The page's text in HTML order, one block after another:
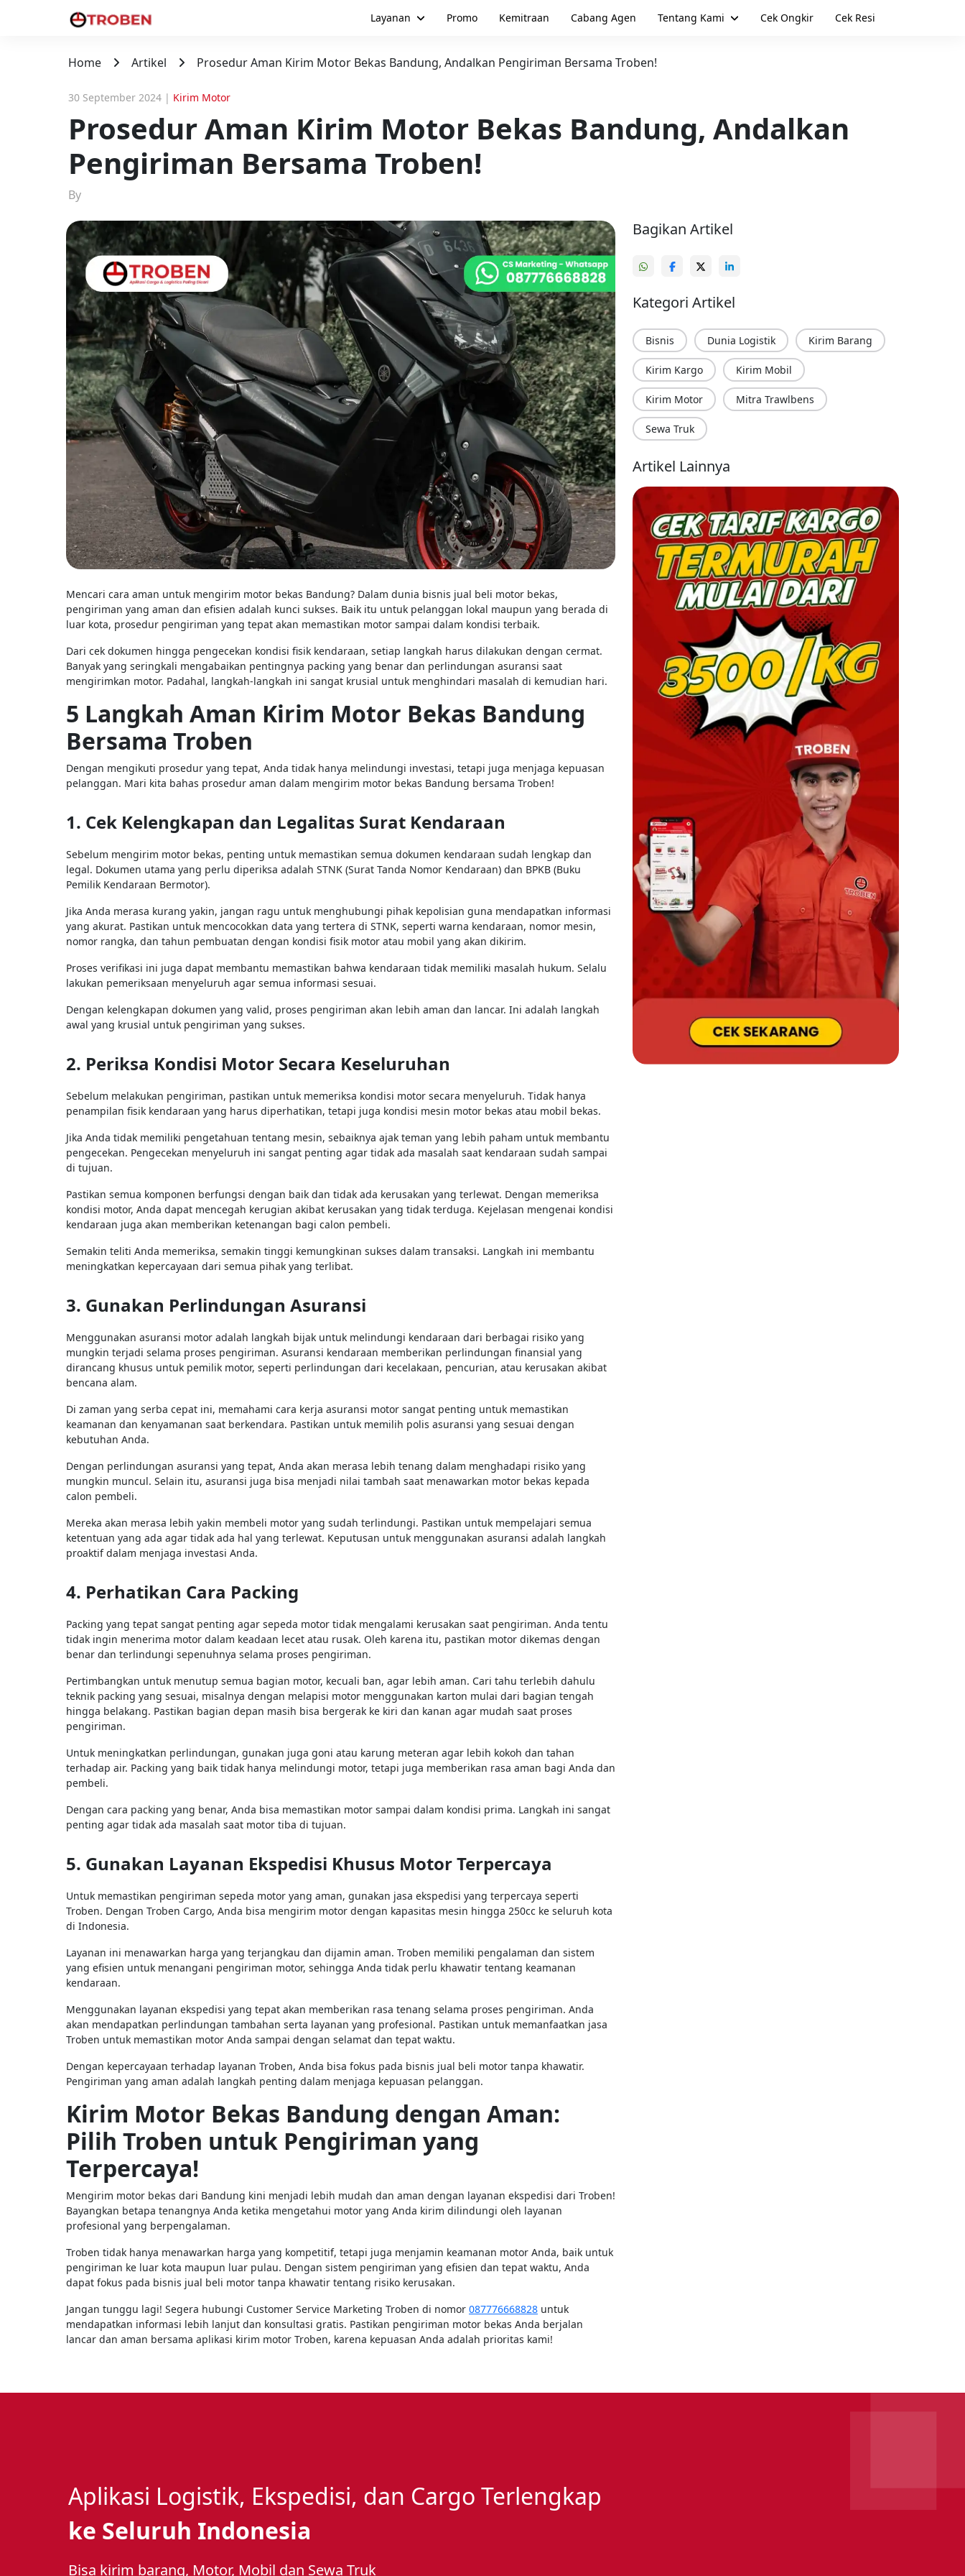
Layanan Promo Kemitraan Cabang Agen Tentang Kami Cek Ongkir Cek Resi
Home Artikel Prosedur Aman Kirim Motor Bekas Bandung, Andalkan Pengiriman Bersama Troben!
30 September 2024 | Kirim Motor
Prosedur Aman Kirim Motor Bekas Bandung, Andalkan
Pengiriman Bersama Troben!
By
Mencari cara aman untuk mengirim motor bekas Bandung? Dalam dunia bisnis jual beli motor bekas,
pengiriman yang aman dan efisien adalah kunci sukses. Baik itu untuk pelanggan lokal maupun yang berada di
luar kota, prosedur pengiriman yang tepat akan memastikan motor sampai dalam kondisi terbaik.
Dari cek dokumen hingga pengecekan kondisi fisik kendaraan, setiap langkah harus dilakukan dengan cermat.
Banyak yang seringkali mengabaikan pentingnya packing yang benar dan perlindungan asuransi saat
mengirimkan motor. Padahal, langkah-langkah ini sangat krusial untuk menghindari masalah di kemudian hari.
5 Langkah Aman Kirim Motor Bekas Bandung
Bersama Troben
Dengan mengikuti prosedur yang tepat, Anda tidak hanya melindungi investasi, tetapi juga menjaga kepuasan
pelanggan. Mari kita bahas prosedur aman dalam mengirim motor bekas Bandung bersama Troben!
1. Cek Kelengkapan dan Legalitas Surat Kendaraan
Sebelum mengirim motor bekas, penting untuk memastikan semua dokumen kendaraan sudah lengkap dan
legal. Dokumen utama yang perlu diperiksa adalah STNK (Surat Tanda Nomor Kendaraan) dan BPKB (Buku
Pemilik Kendaraan Bermotor).
Jika Anda merasa kurang yakin, jangan ragu untuk menghubungi pihak kepolisian guna mendapatkan informasi
yang akurat. Pastikan untuk mencocokkan data yang tertera di STNK, seperti warna kendaraan, nomor mesin,
nomor rangka, dan tahun pembuatan dengan kondisi fisik motor atau mobil yang akan dikirim.
Proses verifikasi ini juga dapat membantu memastikan bahwa kendaraan tidak memiliki masalah hukum. Selalu
lakukan pemeriksaan menyeluruh agar semua informasi sesuai.
Dengan kelengkapan dokumen yang valid, proses pengiriman akan lebih aman dan lancar. Ini adalah langkah
awal yang krusial untuk pengiriman yang sukses.
2. Periksa Kondisi Motor Secara Keseluruhan
Sebelum melakukan pengiriman, pastikan untuk memeriksa kondisi motor secara menyeluruh. Tidak hanya
penampilan fisik kendaraan yang harus diperhatikan, tetapi juga kondisi mesin motor bekas atau mobil bekas.
Jika Anda tidak memiliki pengetahuan tentang mesin, sebaiknya ajak teman yang lebih paham untuk membantu
pengecekan. Pengecekan menyeluruh ini sangat penting agar tidak ada masalah saat kendaraan sudah sampai
di tujuan.
Pastikan semua komponen berfungsi dengan baik dan tidak ada kerusakan yang terlewat. Dengan memeriksa
kondisi motor, Anda dapat mencegah kerugian akibat kerusakan yang tidak terduga. Kejelasan mengenai kondisi
kendaraan juga akan memberikan ketenangan bagi calon pembeli.
Semakin teliti Anda memeriksa, semakin tinggi kemungkinan sukses dalam transaksi. Langkah ini membantu
meningkatkan kepercayaan dari semua pihak yang terlibat.
3. Gunakan Perlindungan Asuransi
Menggunakan asuransi motor adalah langkah bijak untuk melindungi kendaraan dari berbagai risiko yang
mungkin terjadi selama proses pengiriman. Asuransi kendaraan memberikan perlindungan finansial yang
dirancang khusus untuk pemilik motor, seperti perlindungan dari kecelakaan, pencurian, atau kerusakan akibat
bencana alam.
Di zaman yang serba cepat ini, memahami cara kerja asuransi motor sangat penting untuk memastikan
keamanan dan kenyamanan saat berkendara. Pastikan untuk memilih polis asuransi yang sesuai dengan
kebutuhan Anda.
Dengan perlindungan asuransi yang tepat, Anda akan merasa lebih tenang dalam menghadapi risiko yang
mungkin muncul. Selain itu, asuransi juga bisa menjadi nilai tambah saat menawarkan motor bekas kepada
calon pembeli.
Mereka akan merasa lebih yakin membeli motor yang sudah terlindungi. Pastikan untuk mempelajari semua
ketentuan yang ada agar tidak ada hal yang terlewat. Keputusan untuk menggunakan asuransi adalah langkah
proaktif dalam menjaga investasi Anda.
4. Perhatikan Cara Packing
Packing yang tepat sangat penting agar sepeda motor tidak mengalami kerusakan saat pengiriman. Anda tentu
tidak ingin menerima motor dalam keadaan lecet atau rusak. Oleh karena itu, pastikan motor dikemas dengan
benar dan terlindungi sepenuhnya selama proses pengiriman.
Pertimbangkan untuk menutup semua bagian motor, kecuali ban, agar lebih aman. Cari tahu terlebih dahulu
teknik packing yang sesuai, misalnya dengan melapisi motor menggunakan karton mulai dari bagian tengah
hingga belakang. Pastikan bagian depan masih bisa bergerak ke kiri dan kanan agar mudah saat proses
pengiriman.
Untuk meningkatkan perlindungan, gunakan juga goni atau karung meteran agar lebih kokoh dan tahan
terhadap air. Packing yang baik tidak hanya melindungi motor, tetapi juga memberikan rasa aman bagi Anda dan
pembeli.
Dengan cara packing yang benar, Anda bisa memastikan motor sampai dalam kondisi prima. Langkah ini sangat
penting agar tidak ada masalah saat motor tiba di tujuan.
5. Gunakan Layanan Ekspedisi Khusus Motor Terpercaya
Untuk memastikan pengiriman sepeda motor yang aman, gunakan jasa ekspedisi yang terpercaya seperti
Troben. Dengan Troben Cargo, Anda bisa mengirim motor dengan kapasitas mesin hingga 250cc ke seluruh kota
di Indonesia.
Layanan ini menawarkan harga yang terjangkau dan dijamin aman. Troben memiliki pengalaman dan sistem
yang efisien untuk menangani pengiriman motor, sehingga Anda tidak perlu khawatir tentang keamanan
kendaraan.
Menggunakan layanan ekspedisi yang tepat akan memberikan rasa tenang selama proses pengiriman. Anda
akan mendapatkan perlindungan tambahan serta layanan yang profesional. Pastikan untuk memanfaatkan jasa
Troben untuk memastikan motor Anda sampai dengan selamat dan tepat waktu.
Dengan kepercayaan terhadap layanan Troben, Anda bisa fokus pada bisnis jual beli motor tanpa khawatir.
Pengiriman yang aman adalah langkah penting dalam menjaga kepuasan pelanggan.
Kirim Motor Bekas Bandung dengan Aman:
Pilih Troben untuk Pengiriman yang
Terpercaya!
Mengirim motor bekas dari Bandung kini menjadi lebih mudah dan aman dengan layanan ekspedisi dari Troben!
Bayangkan betapa tenangnya Anda ketika mengetahui motor yang Anda kirim dilindungi oleh layanan
profesional yang berpengalaman.
Troben tidak hanya menawarkan harga yang kompetitif, tetapi juga menjamin keamanan motor Anda, baik untuk
pengiriman ke luar kota maupun luar pulau. Dengan sistem pengiriman yang efisien dan tepat waktu, Anda
dapat fokus pada bisnis jual beli motor tanpa khawatir tentang risiko kerusakan.
Jangan tunggu lagi! Segera hubungi Customer Service Marketing Troben di nomor 087776668828 untuk
mendapatkan informasi lebih lanjut dan konsultasi gratis. Pastikan pengiriman motor bekas Anda berjalan
lancar dan aman bersama aplikasi kirim motor Troben, karena kepuasan Anda adalah prioritas kami!
Bagikan Artikel
Kategori Artikel
Bisnis Dunia Logistik Kirim Barang
Kirim Kargo Kirim Mobil
Kirim Motor Mitra Trawlbens
Sewa Truk
Artikel Lainnya
Aplikasi Logistik, Ekspedisi, dan Cargo Terlengkap
ke Seluruh Indonesia
Bisa kirim barang, Motor, Mobil dan Sewa Truk